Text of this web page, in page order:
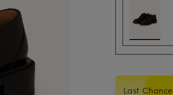
Last